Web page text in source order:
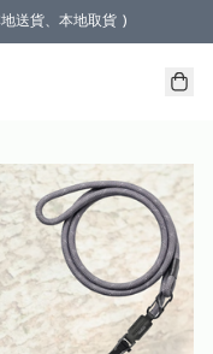
送貨、本地取貨 )